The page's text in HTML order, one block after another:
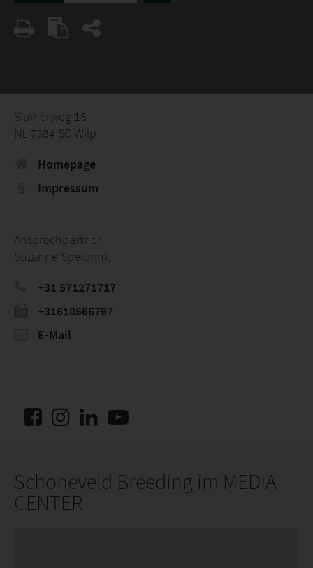
Sluinerweg 15
NL 7384 SC Wilp
Homepage
Impressum
Ansprechpartner
Suzanne Spelbrink
+31 571271717
+31610566797
E-Mail
Schoneveld Breeding im MEDIA
CENTER